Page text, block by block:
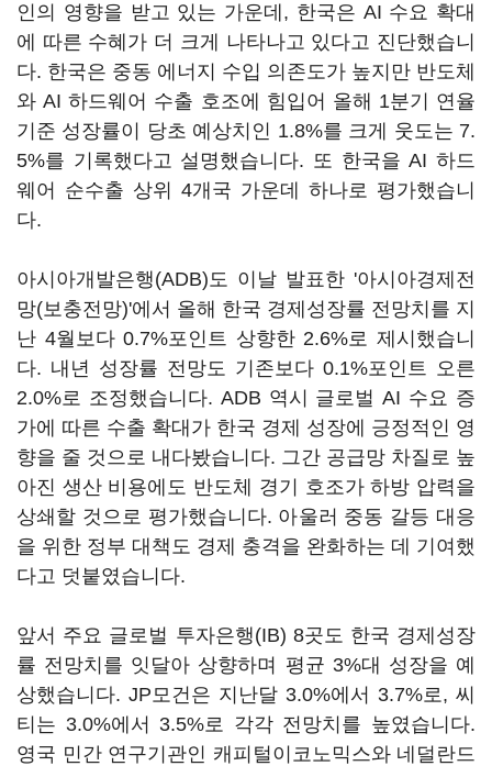
인의 영향을 받고 있는 가운데, 한국은 AI 수요 확대
에 따른 수혜가 더 크게 나타나고 있다고 진단했습니
다. 한국은 중동 에너지 수입 의존도가 높지만 반도체
와 AI 하드웨어 수출 호조에 힘입어 올해 1분기 연율
기준 성장률이 당초 예상치인 1.8%를 크게 웃도는 7.
5%를 기록했다고 설명했습니다. 또 한국을 AI 하드
웨어 순수출 상위 4개국 가운데 하나로 평가했습니
다.
아시아개발은행(ADB)도 이날 발표한 '아시아경제전
망(보충전망)'에서 올해 한국 경제성장률 전망치를 지
난 4월보다 0.7%포인트 상향한 2.6%로 제시했습니
다. 내년 성장률 전망도 기존보다 0.1%포인트 오른
2.0%로 조정했습니다. ADB 역시 글로벌 AI 수요 증
가에 따른 수출 확대가 한국 경제 성장에 긍정적인 영
향을 줄 것으로 내다봤습니다. 그간 공급망 차질로 높
아진 생산 비용에도 반도체 경기 호조가 하방 압력을
상쇄할 것으로 평가했습니다. 아울러 중동 갈등 대응
을 위한 정부 대책도 경제 충격을 완화하는 데 기여했
다고 덧붙였습니다.
앞서 주요 글로벌 투자은행(IB) 8곳도 한국 경제성장
률 전망치를 잇달아 상향하며 평균 3%대 성장을 예
상했습니다. JP모건은 지난달 3.0%에서 3.7%로, 씨
티는 3.0%에서 3.5%로 각각 전망치를 높였습니다.
영국 민간 연구기관인 캐피털이코노믹스와 네덜란드